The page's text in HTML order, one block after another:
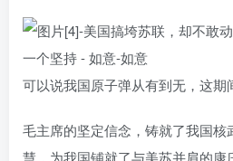
可以说我国原子弹从有到无，这期
毛主席的坚定信念，铸就了我国核
慧，为我国铺就了与美苏并肩的康